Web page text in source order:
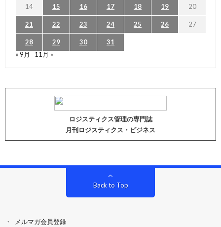
14 15 16 17 18 19 20
21 22 23 24 25 26 27
28 29 30
31
« 9月
11月 »
ロジスティクス管理の専門誌
月刊ロジスティクス・ビジネス
Back to Top
メルマガ会員登録